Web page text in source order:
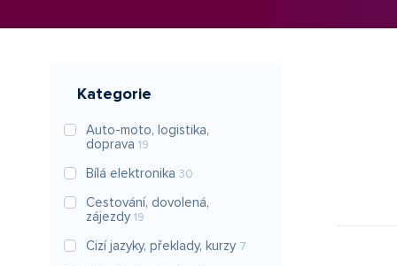
Kategorie
Auto-moto, logistika,
doprava 19
Bílá elektronika 30
Cestování, dovolená,
zájezdy 19
Cizí jazyky, překlady, kurzy 7